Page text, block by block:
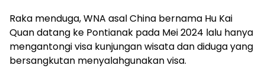
Raka menduga, WNA asal China bernama Hu Kai
Quan datang ke Pontianak pada Mei 2024 lalu hanya
mengantongi visa kunjungan wisata dan diduga yang
bersangkutan menyalahgunakan visa.